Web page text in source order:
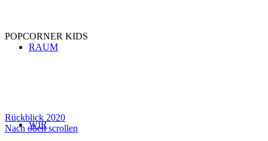
RAUM
WIR
POPCORNER KIDS
Rückblick 2020
Nach oben scrollen